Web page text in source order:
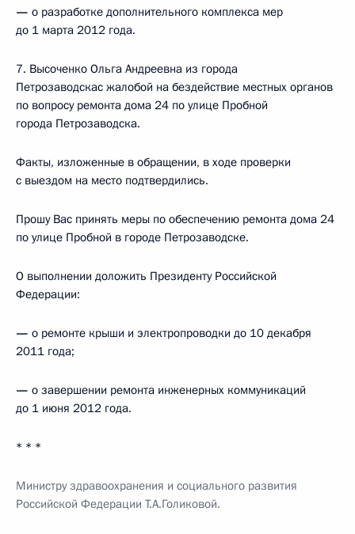
— о разработке дополнительного комплекса мер
до 1 марта 2012 года.
7. Высоченко Ольга Андреевна из города
Петрозаводскас жалобой на бездействие местных органов
по вопросу ремонта дома 24 по улице Пробной
города Петрозаводска.
Факты, изложенные в обращении, в ходе проверки
с выездом на место подтвердились.
Прошу Вас принять меры по обеспечению ремонта дома 24
по улице Пробной в городе Петрозаводске.
О выполнении доложить Президенту Российской
Федерации:
— о ремонте крыши и электропроводки до 10 декабря
2011 года;
— о завершении ремонта инженерных коммуникаций
до 1 июня 2012 года.
* * *
Министру здравоохранения и социального развития
Российской Федерации Т.А.Голиковой.